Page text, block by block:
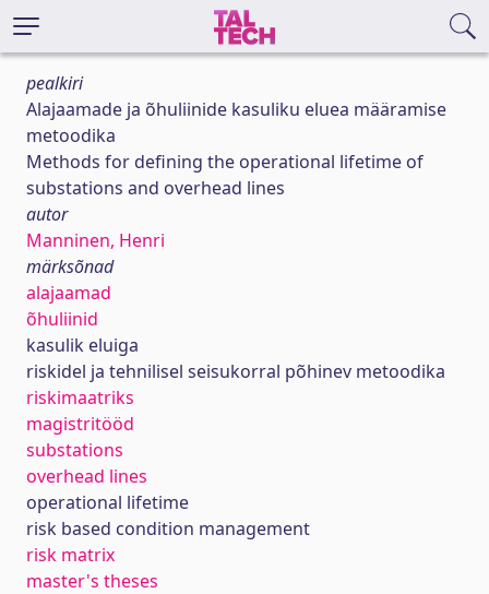
pealkiri
Alajaamade ja õhuliinide kasuliku eluea määramise
metoodika
Methods for defining the operational lifetime of
substations and overhead lines
autor
Manninen, Henri
märksõnad
alajaamad
õhuliinid
kasulik eluiga
riskidel ja tehnilisel seisukorral põhinev metoodika
riskimaatriks
magistritööd
substations
overhead lines
operational lifetime
risk based condition management
risk matrix
master's theses